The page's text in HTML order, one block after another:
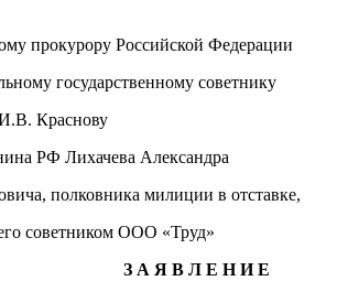
прокурору Российской Федерации
государственному советнику
Краснову
РФ Лихачева Александра
полковника милиции в отставке,
советником ООО «Труд»
З А Я В Л Е Н И Е